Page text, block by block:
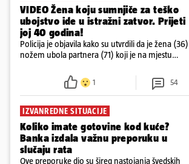
VIDEO Žena koju sumnjiče za teško
ubojstvo ide u istražni zatvor. Prijeti
joj 40 godina!
Policija je objavila kako su utvrdili da je žena (36)
nožem ubola partnera (71) koji je na mjestu
ispitali i poslali u istražni zatvor
1 54
IZVANREDNE SITUACIJE
Koliko imate gotovine kod kuće?
Banka izdala važnu preporuku u
slučaju rata
Ove preporuke dio su šireg nastojanja švedskih